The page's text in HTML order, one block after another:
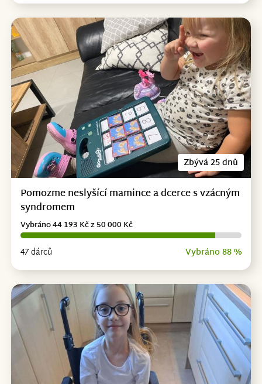
Zbývá 25 dnů
Pomozme neslyšící mamince a dcerce s vzácným
syndromem
47 dárců Vybráno 88 %
Vybráno 44 193 Kč z 50 000 Kč